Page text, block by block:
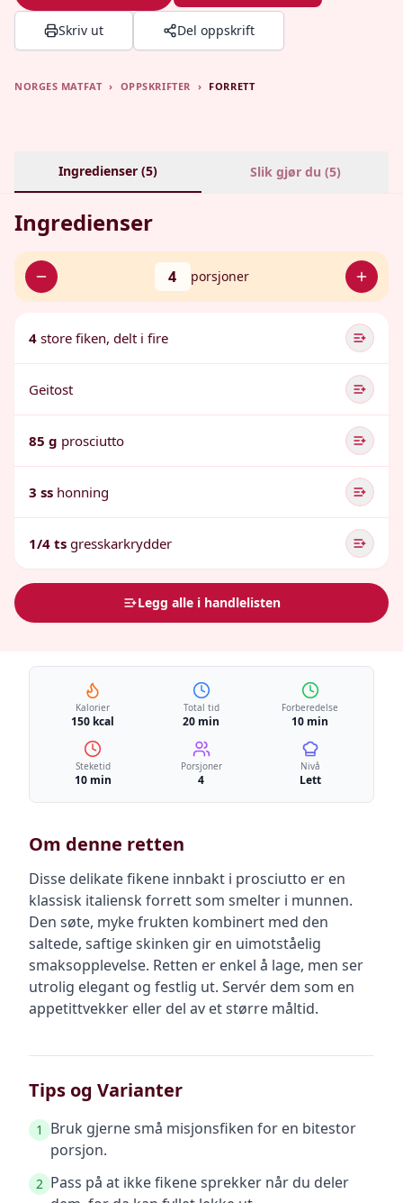
Skriv ut Del oppskrift
NORGES MATFAT › OPPSKRIFTER › FORRETT
Ingredienser (5) Slik gjør du (5)
Ingredienser
4 porsjoner
4 store fiken, delt i fire
Geitost
85 g prosciutto
3 ss honning
1/4 ts gresskarkrydder
Legg alle i handlelisten
Kalorier
150 kcal
Total tid
20 min
Forberedelse
10 min
Steketid
10 min
Porsjoner
4
Nivå
Lett
Om denne retten
Disse delikate fikene innbakt i prosciutto er en
klassisk italiensk forrett som smelter i munnen.
Den søte, myke frukten kombinert med den
saltede, saftige skinken gir en uimotståelig
smaksopplevelse. Retten er enkel å lage, men ser
utrolig elegant og festlig ut. Servér dem som en
appetittvekker eller del av et større måltid.
Tips og Varianter
1
Bruk gjerne små misjonsfiken for en bitestor
porsjon.
2 Pass på at ikke fikene sprekker når du deler